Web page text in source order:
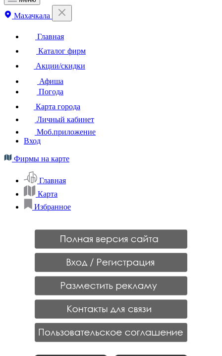
Махачкала
Главная
Каталог фирм
Акции/скидки
Афиша
Погода
Карта города
Личный кабинет
Моб.приложение
Вход
Фирмы на карте
Главная
Карта
Избранное